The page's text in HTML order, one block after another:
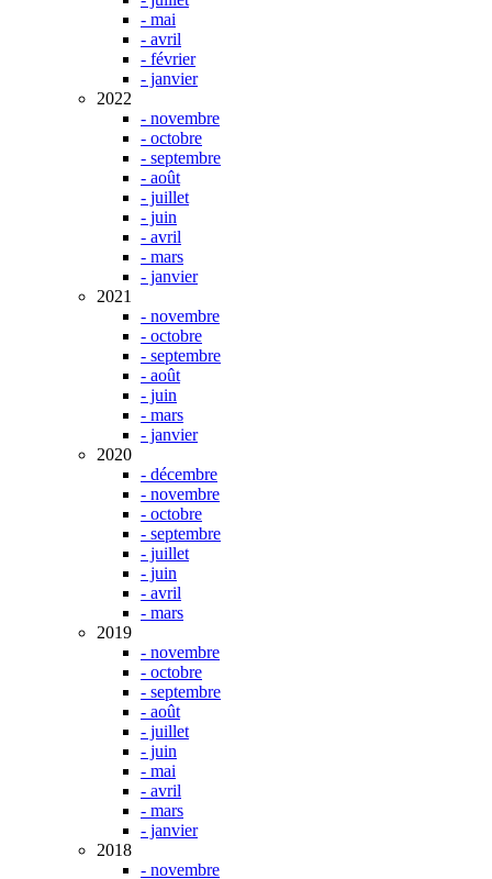
- mai
- avril
- février
- janvier
2022
- novembre
- octobre
- septembre
- août
- juillet
- juin
- avril
- mars
- janvier
2021
- novembre
- octobre
- septembre
- août
- juin
- mars
- janvier
2020
- décembre
- novembre
- octobre
- septembre
- juillet
- juin
- avril
- mars
2019
- novembre
- octobre
- septembre
- août
- juillet
- juin
- mai
- avril
- mars
- janvier
2018
- novembre